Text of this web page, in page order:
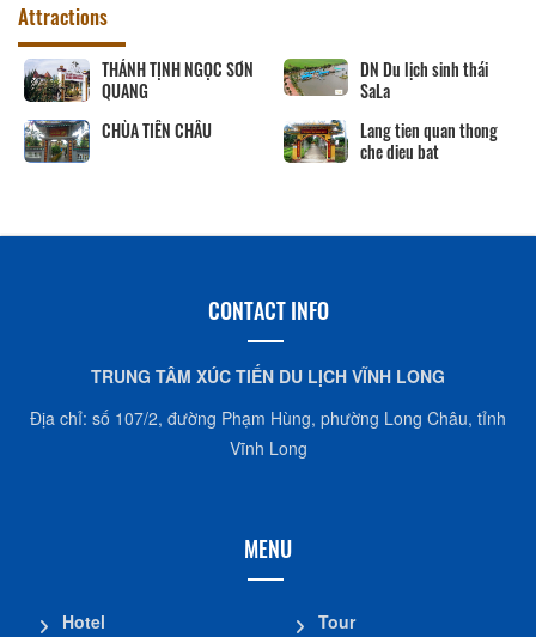
Attractions
THÁNH TỊNH NGỌC SƠN
QUANG
DN Du lịch sinh thái
SaLa
CHÙA TIÊN CHÂU
Lang tien quan thong
che dieu bat
CONTACT INFO
TRUNG TÂM XÚC TIẾN DU LỊCH VĨNH LONG
Địa chỉ: số 107/2, đường Phạm Hùng, phường Long Châu, tỉnh
Vĩnh Long
MENU
Hotel
Tour